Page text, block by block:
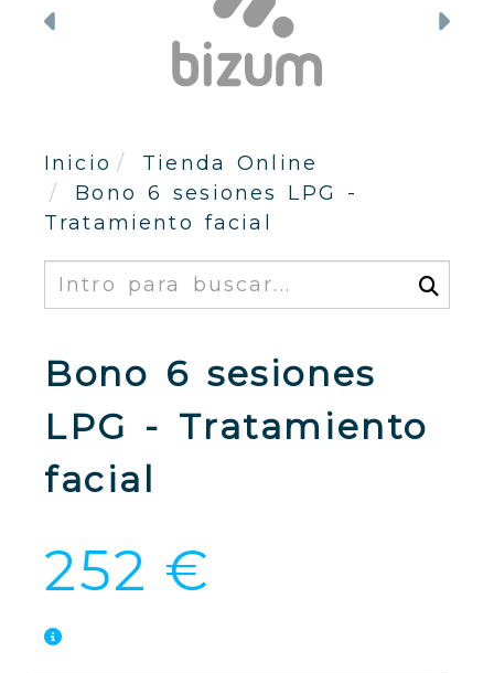
Inicio
Tienda Online
Bono 6 sesiones LPG -
Tratamiento facial
Buscar
Bono 6 sesiones
LPG - Tratamiento
facial
252 €